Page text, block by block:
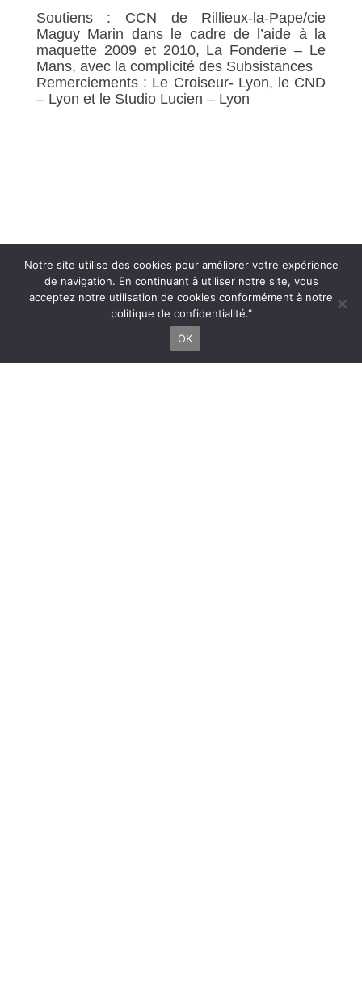
Soutiens : CCN de Rillieux-la-Pape/cie
Maguy Marin dans le cadre de l’aide à la
maquette 2009 et 2010, La Fonderie – Le
Mans, avec la complicité des Subsistances
Remerciements : Le Croiseur- Lyon, le CND
– Lyon et le Studio Lucien – Lyon
Notre site utilise des cookies pour améliorer votre expérience
de navigation. En continuant à utiliser notre site, vous
acceptez notre utilisation de cookies conformément à notre
politique de confidentialité."
OK